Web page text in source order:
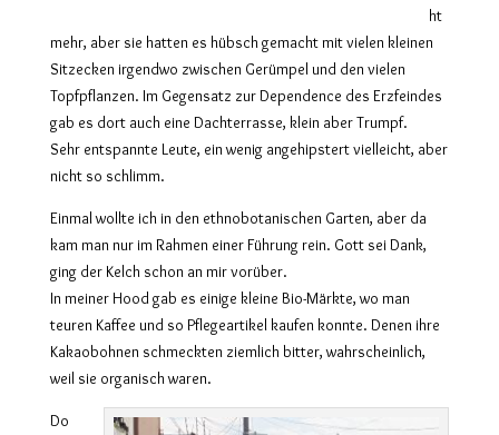
ht
mehr, aber sie hatten es hübsch gemacht mit vielen kleinen
Sitzecken irgendwo zwischen Gerümpel und den vielen
Topfpflanzen. Im Gegensatz zur Dependence des Erzfeindes
gab es dort auch eine Dachterrasse, klein aber Trumpf.
Sehr entspannte Leute, ein wenig angehipstert vielleicht, aber
nicht so schlimm.
Einmal wollte ich in den ethnobotanischen Garten, aber da
kam man nur im Rahmen einer Führung rein. Gott sei Dank,
ging der Kelch schon an mir vorüber.
In meiner Hood gab es einige kleine Bio-Märkte, wo man
teuren Kaffee und so Pflegeartikel kaufen konnte. Denen ihre
Kakaobohnen schmeckten ziemlich bitter, wahrscheinlich,
weil sie organisch waren.
Do